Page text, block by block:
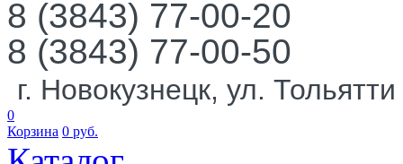
8 (3843) 77-00-20
8 (3843) 77-00-50
г. Новокузнецк, ул.
0
Корзина 0 руб.